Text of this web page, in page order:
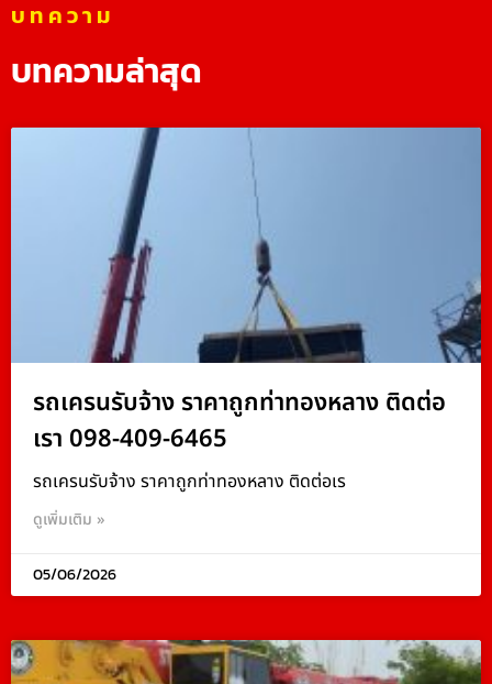
บทความ
บทความล่าสุด
รถเครนรับจ้าง ราคาถูกท่าทองหลาง ติดต่อ
เรา 098-409-6465
รถเครนรับจ้าง ราคาถูกท่าทองหลาง ติดต่อเร
ดูเพิ่มเติม »
05/06/2026